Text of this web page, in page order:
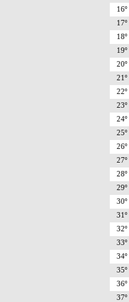
16º
17º
18º
19º
20º
21º
22º
23º
24º
25º
26º
27º
28º
29º
30º
31º
32º
33º
34º
35º
36º
37º